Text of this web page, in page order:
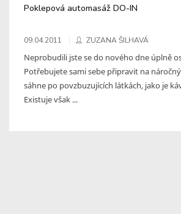
Poklepová automasáž DO-IN
09.04.2011 ZUZANA ŠILHAVÁ
Neprobudili jste se do nového dne úplně
Potřebujete sami sebe připravit na
sáhne po povzbuzujících látkách, jako je
Existuje však ...